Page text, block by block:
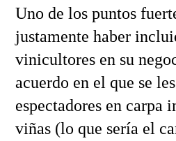
Uno de los puntos
justamente haber
vinicultores en su
acuerdo en el que se
espectadores en carpa
viñas (lo que sería el